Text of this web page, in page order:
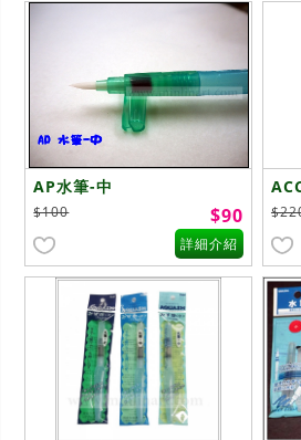
AP水筆-中
$100 $90
詳細介紹